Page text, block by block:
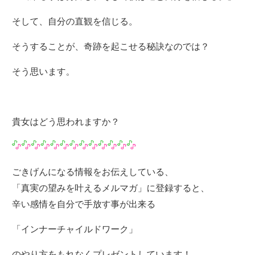
そして、自分の直観を信じる。
そうすることが、奇跡を起こせる秘訣なのでは？
そう思います。
貴女はどう思われますか？
ごきげんになる情報をお伝えしている、
「真実の望みを叶えるメルマガ」に登録すると、
辛い感情を自分で手放す事が出来る
「インナーチャイルドワーク」